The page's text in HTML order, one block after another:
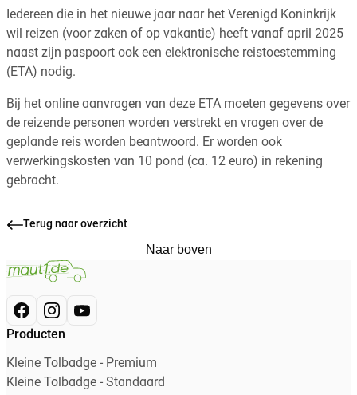
Iedereen die in het nieuwe jaar naar het Verenigd Koninkrijk
wil reizen (voor zaken of op vakantie) heeft vanaf april 2025
naast zijn paspoort ook een elektronische reistoestemming
(ETA) nodig.
Bij het online aanvragen van deze ETA moeten gegevens over
de reizende personen worden verstrekt en vragen over de
geplande reis worden beantwoord. Er worden ook
verwerkingskosten van 10 pond (ca. 12 euro) in rekening
gebracht.
Terug naar overzicht
Naar boven
Producten
Kleine Tolbadge - Premium
Kleine Tolbadge - Standaard